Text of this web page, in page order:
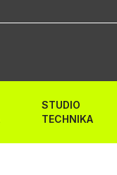
STUDIO
TECHNIKA